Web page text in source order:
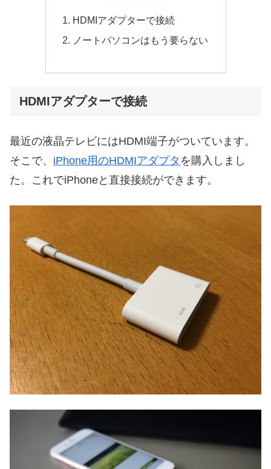
HDMIアダプターで接続
ノートパソコンはもう要らない
HDMIアダプターで接続
最近の液晶テレビにはHDMI端子がついています。
そこで、 iPhone用のHDMIアダプタ を購入しまし
た。これでiPhoneと直接接続ができます。